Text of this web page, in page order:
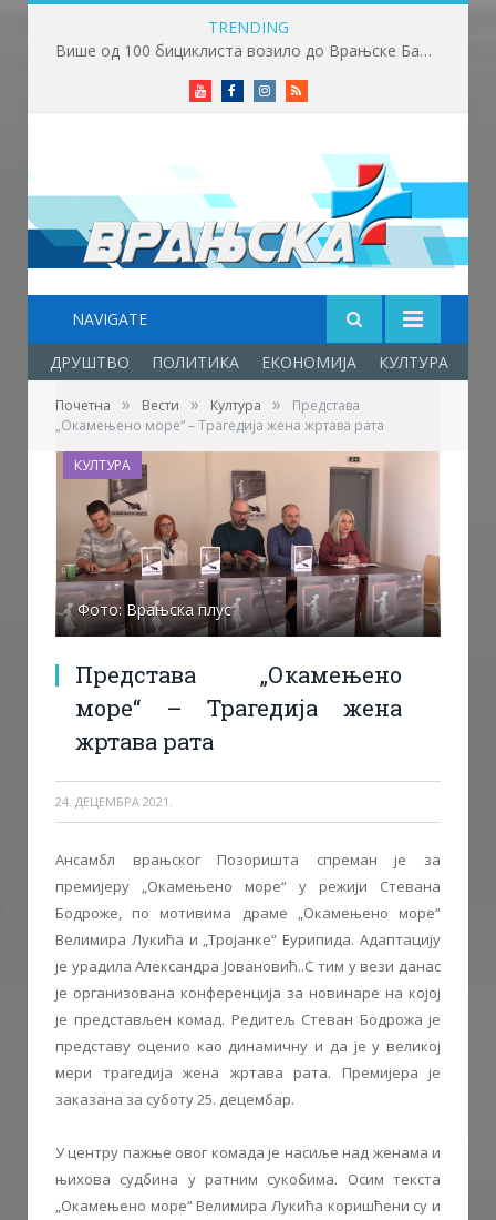
TRENDING
Више од 100 бициклиста возило до Врањске Бање
YoutubeFacebookInstagram
RSS
NAVIGATE
ДРУШТВО ПОЛИТИКА ЕКОНОМИЈА КУЛТУРА
Почетна » Вести » Култура »
Представа
„Окамењено море“ – Трагедија жена жртава рата
Фото: Врањска плус
Представа „Окамењено
море“ – Трагедија жена
жртава рата
24. ДЕЦЕМБРА 2021.
КУЛТУРА
Ансамбл врањског Позоришта спреман је за
премијеру „Окамењено море“ у режији Стевана
Бодроже, по мотивима драме „Окамењено море“
Велимира Лукића и „Тројанке“ Еурипида. Адаптацију
је урадила Александра Јовановић..С тим у вези данас
је организована конференција за новинаре на којој
је представљен комад. Редитељ Стеван Бодрожа је
представу оценио као динамичну и да је у великој
мери трагедија жена жртава рата. Премијера је
заказана за суботу 25. децембар.
У центру пажње овог комада је насиље над женама и
њихова судбина у ратним сукобима. Осим текста
„Окамењено море“ Велимира Лукића коришћени су и